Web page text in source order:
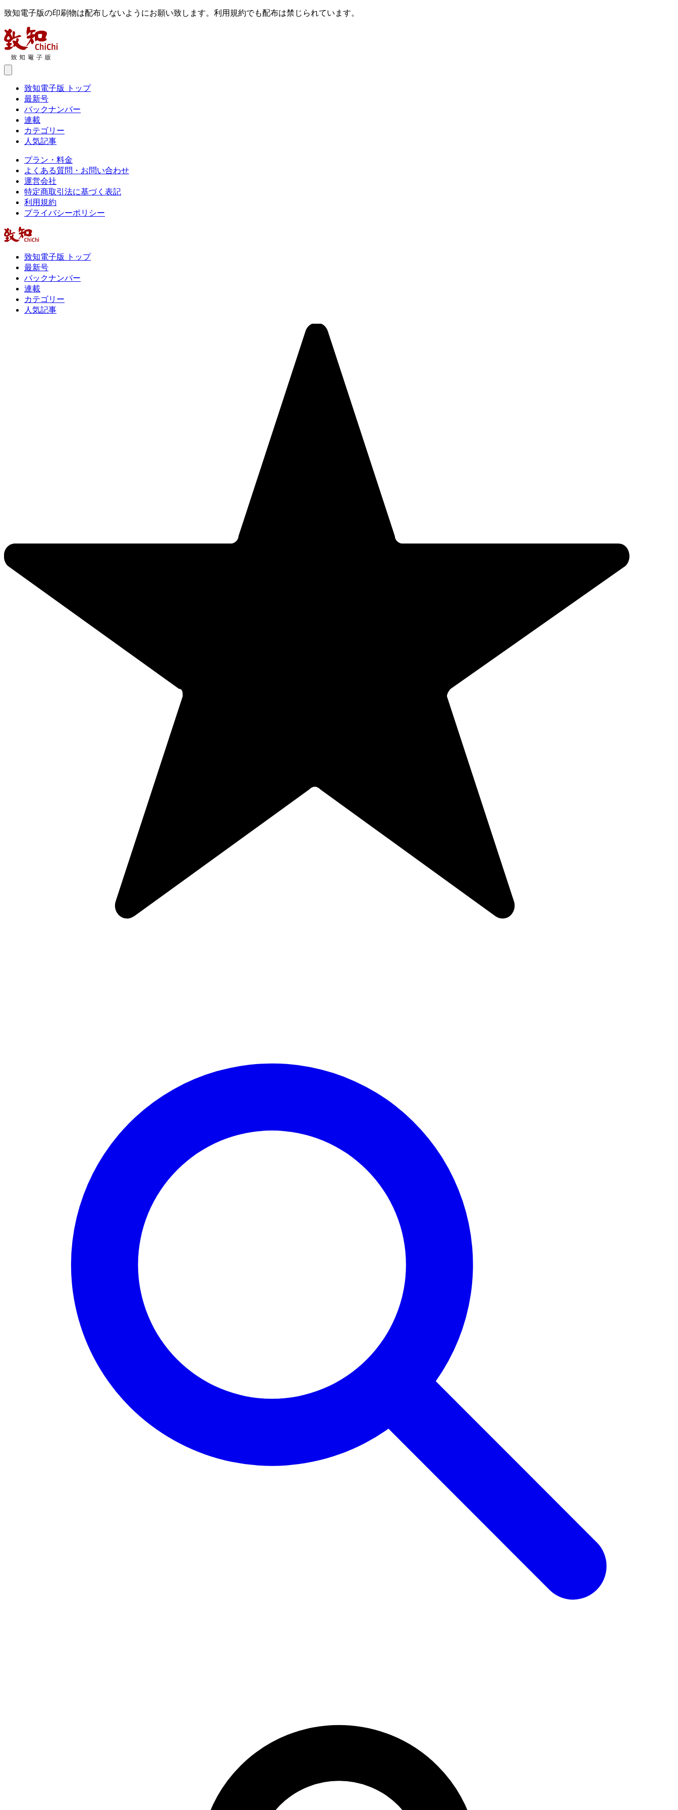
致知電子版の印刷物は配布しないようにお願い致します。利用規約でも配布は禁じられています。
致知電子版 トップ
最新号
バックナンバー
連載
カテゴリー
人気記事
プラン・料金
よくある質問・お問い合わせ
運営会社
特定商取引法に基づく表記
利用規約
プライバシーポリシー
致知電子版 トップ
最新号
バックナンバー
連載
カテゴリー
人気記事